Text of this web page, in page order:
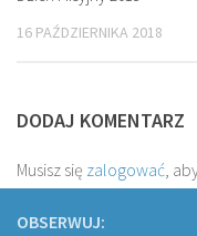
16 PAŹDZIERNIKA 2018
DODAJ KOMENTARZ
Musisz się zalogować,
OBSERWUJ: